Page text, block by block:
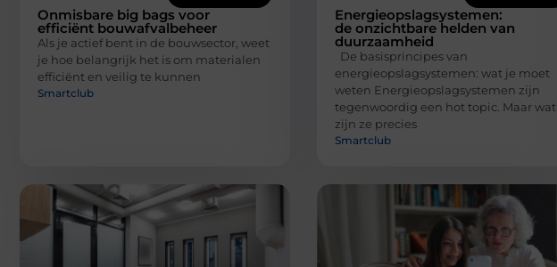
Onmisbare big bags voor
efficiënt bouwafvalbeheer
Als je actief bent in de bouwsector, weet
je hoe belangrijk het is om materialen
efficiënt en veilig te kunnen
Smartclub
Energieopslagsystemen:
de onzichtbare helden van
duurzaamheid
De basisprincipes van
energieopslagsystemen: wat je moet
weten Energieopslagsystemen zijn
tegenwoordig een hot topic. Maar wat
zijn ze precies
Smartclub